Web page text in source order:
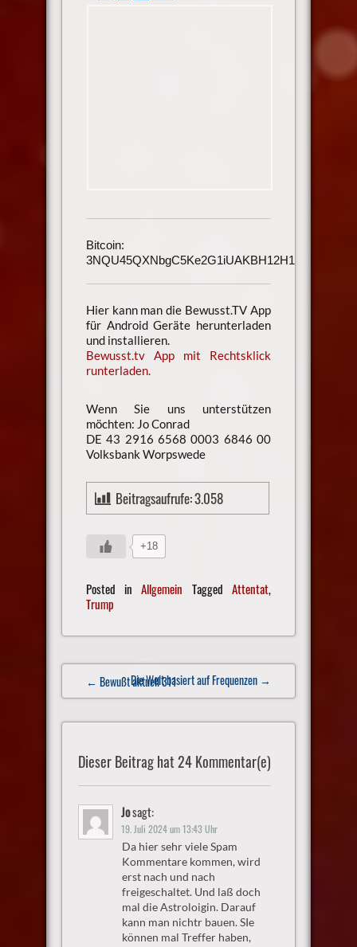
Bitcoin:
3NQU45QXNbgC5Ke2G1iUAKBH12H1h3UmAu
Hier kann man die Bewusst.TV App
für Android Geräte herunterladen
und installieren.
Bewusst.tv App mit Rechtsklick
runterladen.
Wenn Sie uns unterstützen
möchten: Jo Conrad
DE 43 2916 6568 0003 6846 00
Volksbank Worpswede
Beitragsaufrufe:3.058
+18
Posted inAllgemein TaggedAttentat,
Trump
Post
navigation
← Bewußt aktuell 311Die Welt basiert auf Frequenzen →
Dieser Beitrag hat 24 Kommentar(e)
Josagt:
19. Juli 2024 um 13:43 Uhr
Da hier sehr viele Spam
Kommentare kommen, wird
erst nach und nach
freigeschaltet. Und laß doch
mal die Astroloigin. Darauf
kann man nichtr bauen. SIe
können mal Treffer haben,